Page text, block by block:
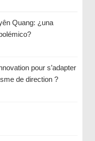
Quang: ¿una
pour s’adapter
de direction ?